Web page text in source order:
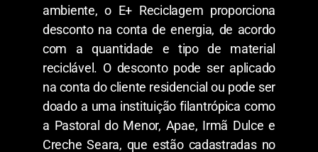
ambiente, o E+ Reciclagem proporciona
desconto na conta de energia, de acordo
com a quantidade e tipo de material
reciclável. O desconto pode ser aplicado
na conta do cliente residencial ou pode ser
doado a uma instituição filantrópica como
a Pastoral do Menor, Apae, Irmã Dulce e
Creche Seara, que estão cadastradas no